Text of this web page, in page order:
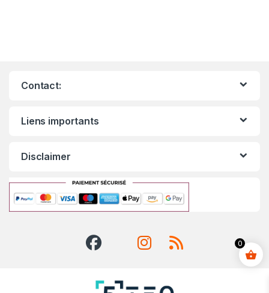
Contact:
Liens importants
Disclaimer
0